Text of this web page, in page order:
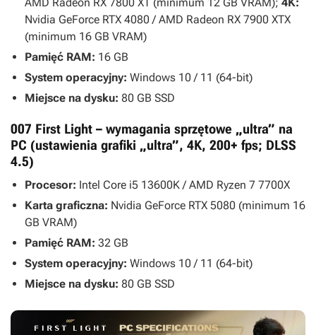
Nvidia GeForce RTX 4080 / AMD Radeon RX 7900 XTX
(minimum 16 GB VRAM)
Pamięć RAM: 16 GB
System operacyjny: Windows 10 / 11 (64-bit)
Miejsce na dysku: 80 GB SSD
007 First Light – wymagania sprzętowe „ultra” na
PC (ustawienia grafiki „ultra”, 4K, 200+ fps; DLSS
4.5)
Procesor: Intel Core i5 13600K / AMD Ryzen 7 7700X
Karta graficzna: Nvidia GeForce RTX 5080 (minimum 16
GB VRAM)
Pamięć RAM: 32 GB
System operacyjny: Windows 10 / 11 (64-bit)
Miejsce na dysku: 80 GB SSD